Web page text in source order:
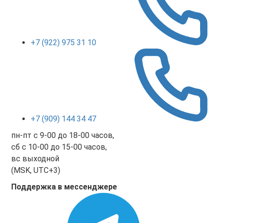
+7 (922) 975 31 10
+7 (909) 144 34 47
пн-пт с 9-00 до 18-00 часов,
сб с 10-00 до 15-00 часов,
вс выходной
(MSK, UTC+3)
Поддержка в мессенджере